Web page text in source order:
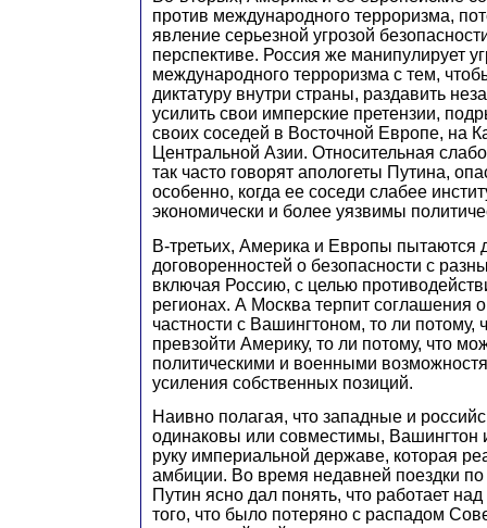
против международного терроризма,
явление серьезной угрозой
перспективе. Россия же манипулирует
международного терроризма с тем,
диктатуру внутри страны, раздавить
усилить свои имперские претензии,
своих соседей в Восточной Европе, на
Центральной Азии. Относительная
так часто говорят апологеты Путина,
особенно, когда ее соседи слабее
экономически и более уязвимы
В-третьих, Америка и Европы пытаются
договоренностей о безопасности с
включая Россию, с целью
регионах. А Москва терпит соглашения
частности с Вашингтоном, то ли потому,
превзойти Америку, то ли потому, что
политическими и военными
усиления собственных позиций.
Наивно полагая, что западные и
одинаковы или совместимы, Вашингтон
руку империальной державе, которая
амбиции. Во время недавней поездки
Путин ясно дал понять, что работает
того, что было потеряно с распадом